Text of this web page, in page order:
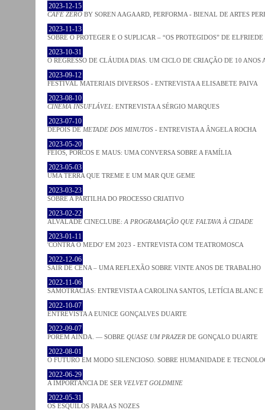
2023-12-15
CAFE ZERO BY SOREN AAGAARD, PERFORMA - BIENAL DE ARTES
2023-11-13
SOBRE O PROTEGER E O SUPLICAR – “OS PROTEGIDOS” DE
2023-10-31
O REGRESSO DE CLÁUDIA DIAS. UM CICLO DE CRIAÇÃO DE 10
2023-09-12
FESTIVAL MATERIAIS DIVERSOS - ENTREVISTA A ELISABETE PAIVA
2023-08-10
CINEMA INSUFLÁVEL: ENTREVISTA A SÉRGIO MARQUES
2023-07-10
DEPOIS DE METADE DOS MINUTOS - ENTREVISTA A ÂNGELA ROCHA
2023-05-20
FEIOS, PORCOS E MAUS: UMA CONVERSA SOBRE A FAMÍLIA
2023-05-03
UMA TERRA QUE TREME E UM MAR QUE GEME
2023-03-23
SOBRE A PARTILHA DO PROCESSO CRIATIVO
2023-02-22
ALVALADE CINECLUBE: A PROGRAMAÇÃO QUE FALTAVA À CIDADE
2023-01-11
'CONTRA O MEDO' EM 2023 - ENTREVISTA COM TEATROMOSCA
2022-12-06
SAIR DE CENA – UMA REFLEXÃO SOBRE VINTE ANOS DE TRABALHO
2022-11-06
SAMOTRACIAS: ENTREVISTA A CAROLINA SANTOS, LETÍCIA BLANC
2022-10-07
ENTREVISTA A EUNICE GONÇALVES DUARTE
2022-09-07
PORÉM AINDA. — SOBRE QUASE UM PRAZER DE GONÇALO DUARTE
2022-08-01
O FUTURO EM MODO SILENCIOSO. SOBRE HUMANIDADE E
2022-06-29
A IMPORTÂNCIA DE SER VELVET GOLDMINE
2022-05-31
OS ESQUILOS PARA AS NOZES